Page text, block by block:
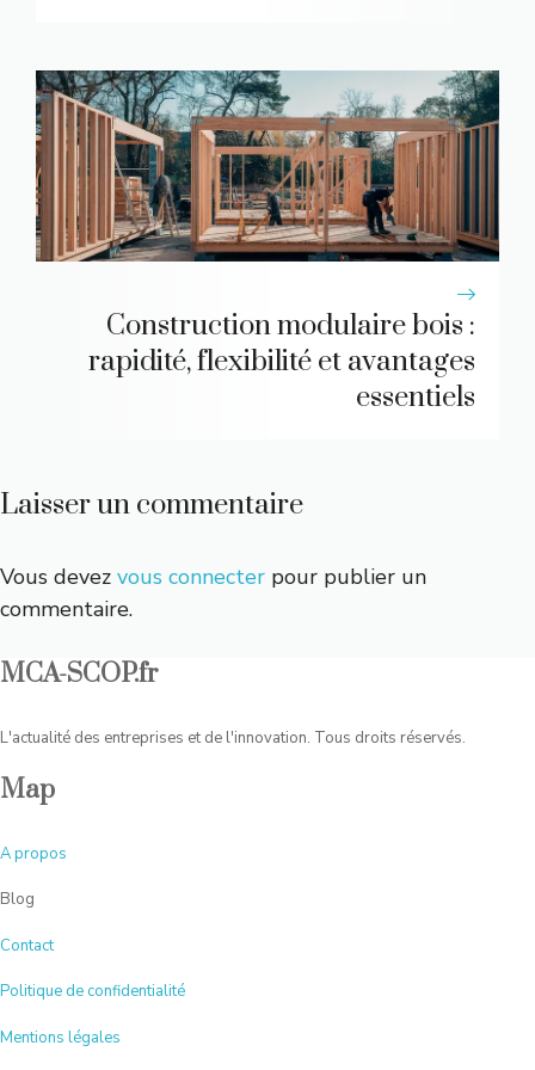
Construction modulaire bois :
rapidité, flexibilité et avantages
essentiels
Laisser un commentaire
Vous devez vous connecter pour publier un
commentaire.
MCA-SCOP.fr
L'actualité des entreprises et de l'innovation. Tous droits réservés.
Map
Apropos
Blog
Contact
Politique de confidentialité
Mentions légales